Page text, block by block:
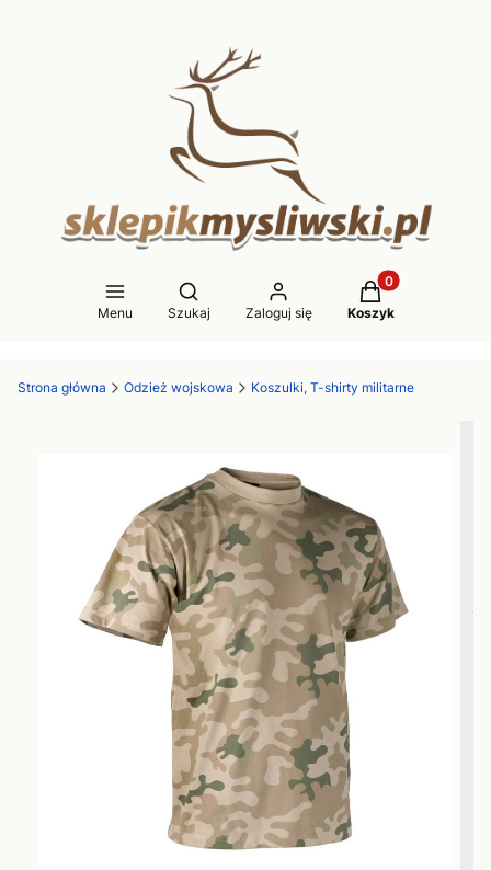
Menu
Otwórz wyszukiwarkę
Szukaj Zaloguj się
Produkty w
Koszyk
Strona główna Odzież wojskowa Koszulki, T-shirty militarne